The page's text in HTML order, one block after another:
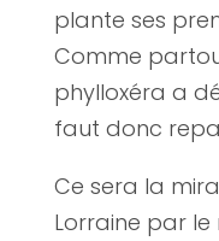
plante ses
Comme
phylloxéra a
faut donc
Ce sera la
Lorraine par le